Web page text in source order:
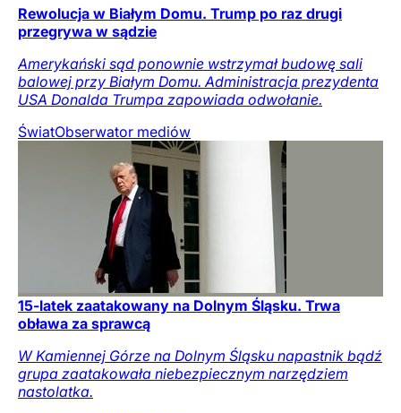
Rewolucja w Białym Domu. Trump po raz drugi
przegrywa w sądzie
Amerykański sąd ponownie wstrzymał budowę sali
balowej przy Białym Domu. Administracja prezydenta
USA Donalda Trumpa zapowiada odwołanie.
ŚwiatObserwator mediów
15-latek zaatakowany na Dolnym Śląsku. Trwa
obława za sprawcą
W Kamiennej Górze na Dolnym Śląsku napastnik bądź
grupa zaatakowała niebezpiecznym narzędziem
nastolatka.